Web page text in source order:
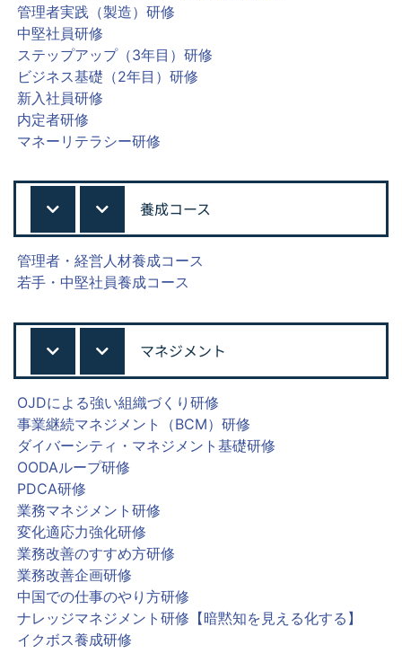
管理者実践（製造）研修
中堅社員研修
ステップアップ（3年目）研修
ビジネス基礎（2年目）研修
新入社員研修
内定者研修
マネーリテラシー研修
養成コース
管理者・経営人材養成コース
若手・中堅社員養成コース
マネジメント
OJDによる強い組織づくり研修
事業継続マネジメント（BCM）研修
ダイバーシティ・マネジメント基礎研修
OODAループ研修
PDCA研修
業務マネジメント研修
変化適応力強化研修
業務改善のすすめ方研修
業務改善企画研修
中国での仕事のやり方研修
ナレッジマネジメント研修【暗黙知を見える化する】
イクボス養成研修